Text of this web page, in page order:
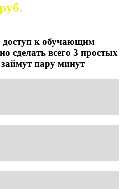
руб.
к обучающим
сделать всего 3 простых
пару минут